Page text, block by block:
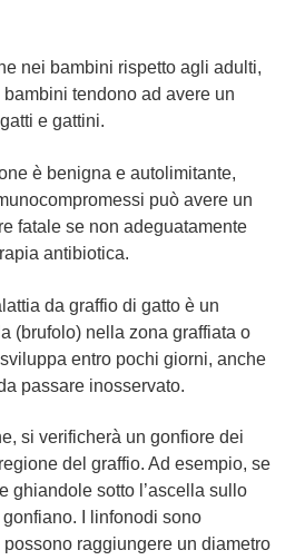
nei bambini rispetto agli adulti,
tendono ad avere un
e gattini.
è benigna e autolimitante,
può avere un
fatale se non adeguatamente
antibiotica.
da graffio di gatto è un
(brufolo) nella zona graffiata o
entro pochi giorni, anche
passare inosservato.
si verificherà un gonfiore dei
del graffio. Ad esempio, se
ghiandole sotto l’ascella sullo
I linfonodi sono
raggiungere un diametro